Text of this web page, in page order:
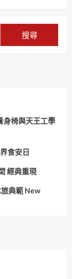
身椅與天王工學
食安日
經典重現
典範 New